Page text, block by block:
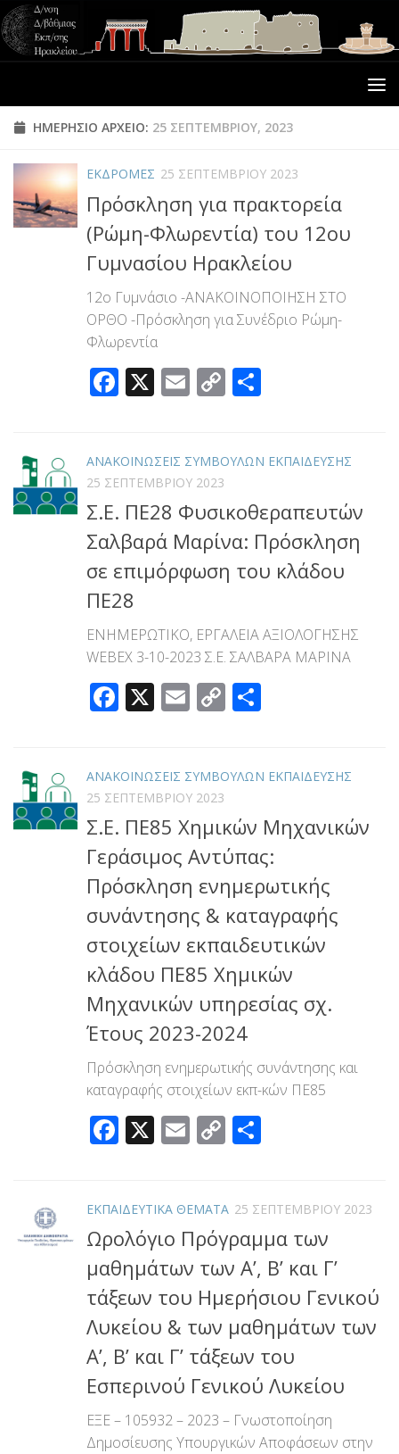
ΗΜΕΡΉΣΙΟ ΑΡΧΕΊΟ: 25 ΣΕΠΤΕΜΒΡΊΟΥ, 2023
ΕΚΔΡΟΜΕΣ 25 ΣΕΠΤΕΜΒΡΊΟΥ 2023
Πρόσκληση για πρακτορεία
(Ρώμη-Φλωρεντία) του 12ου
Γυμνασίου Ηρακλείου
12ο Γυμνάσιο -ΑΝΑΚΟΙΝΟΠΟΙΗΣΗ ΣΤΟ
ΟΡΘΟ -Πρόσκληση για Συνέδριο Ρώμη-
Φλωρεντία
Facebook
X Email
Copy
ΑΝΑΚΟΙΝΩΣΕΙΣ ΣΥΜΒΟΥΛΩΝ ΕΚΠΑΙΔΕΥΣΗΣ
25 ΣΕΠΤΕΜΒΡΊΟΥ 2023
Σ.Ε. ΠΕ28 Φυσικοθεραπευτών
Σαλβαρά Μαρίνα: Πρόσκληση
σε επιμόρφωση του κλάδου
ΠΕ28
ΕΝΗΜΕΡΩΤΙΚΟ, ΕΡΓΑΛΕΙΑ ΑΞΙΟΛΟΓΗΣΗΣ
WEBEX 3-10-2023 Σ.Ε. ΣΑΛΒΑΡΑ ΜΑΡΙΝΑ
Facebook
X Email
Copy
ΑΝΑΚΟΙΝΩΣΕΙΣ ΣΥΜΒΟΥΛΩΝ ΕΚΠΑΙΔΕΥΣΗΣ
25 ΣΕΠΤΕΜΒΡΊΟΥ 2023
Σ.Ε. ΠΕ85 Χημικών Μηχανικών
Γεράσιμος Αντύπας:
Πρόσκληση ενημερωτικής
συνάντησης & καταγραφής
στοιχείων εκπαιδευτικών
κλάδου ΠΕ85 Χημικών
Μηχανικών υπηρεσίας σχ.
Έτους 2023-2024
Πρόσκληση ενημερωτικής συνάντησης και
καταγραφής στοιχείων εκπ-κών ΠΕ85
Facebook
X Email
Copy
ΕΚΠΑΙΔΕΥΤΙΚΑ ΘΕΜΑΤΑ 25 ΣΕΠΤΕΜΒΡΊΟΥ 2023
Ωρολόγιο Πρόγραμμα των
μαθημάτων των Α’, Β’ και Γ’
τάξεων του Ημερήσιου Γενικού
Λυκείου & των μαθημάτων των
Α’, Β’ και Γ’ τάξεων του
Εσπερινού Γενικού Λυκείου
ΕΞΕ – 105932 – 2023 – Γνωστοποίηση
Δημοσίευσης Υπουργικών Αποφάσεων στην